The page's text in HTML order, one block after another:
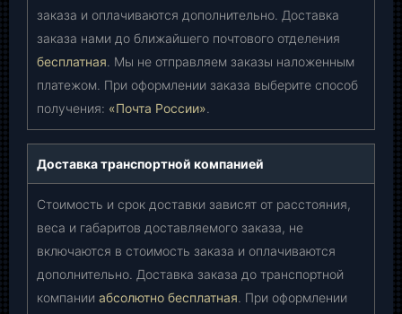
заказа и оплачиваются дополнительно. Доставка
заказа нами до ближайшего почтового отделения
бесплатная. Мы не отправляем заказы наложенным
платежом. При оформлении заказа выберите способ
получения: «Почта России».
Доставка транспортной компанией
Стоимость и срок доставки зависят от расстояния,
веса и габаритов доставляемого заказа, не
включаются в стоимость заказа и оплачиваются
дополнительно. Доставка заказа до транспортной
компании абсолютно бесплатная. При оформлении